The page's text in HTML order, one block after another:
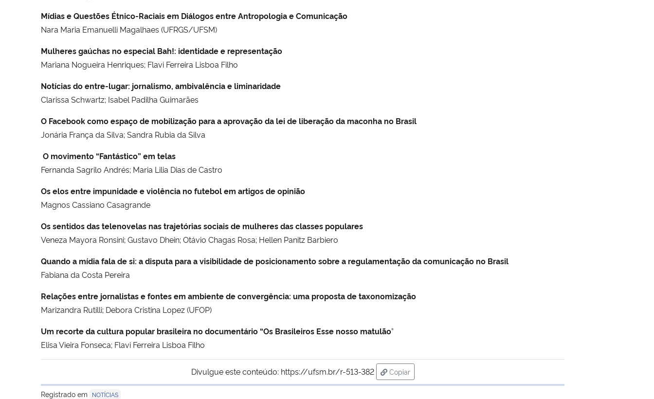
Mídias e Questões Étnico-Raciais em Diálogos entre Antropologia e Comunicação
Nara Maria Emanuelli Magalhaes (UFRGS/UFSM)
Mulheres gaúchas no especial Bah!: identidade e representação
Mariana Nogueira Henriques; Flavi Ferreira Lisboa Filho
Notícias do entre-lugar: jornalismo, ambivalência e liminaridade
Clarissa Schwartz; Isabel Padilha Guimarães
O Facebook como espaço de mobilização para a aprovação da lei de liberação da maconha no Brasil
Jonária França da Silva; Sandra Rubia da Silva
O movimento “Fantástico” em telas
Fernanda Sagrilo Andrés; Maria Lilia Dias de Castro
Os elos entre impunidade e violência no futebol em artigos de opinião
Magnos Cassiano Casagrande
Os sentidos das telenovelas nas trajetórias sociais de mulheres das classes populares
Veneza Mayora Ronsini; Gustavo Dhein; Otávio Chagas Rosa; Hellen Panitz Barbiero
Quando a mídia fala de si: a disputa para a visibilidade de posicionamento sobre a regulamentação da comunicação no Brasil
Fabiana da Costa Pereira
Relações entre jornalistas e fontes em ambiente de convergência: uma proposta de taxonomização
Marizandra Rutilli; Debora Cristina Lopez (UFOP)
Um recorte da cultura popular brasileira no documentário “Os Brasileiros Esse nosso matulão”
Elisa Vieira Fonseca; Flavi Ferreira Lisboa Filho
Divulgue este conteúdo: https://ufsm.br/r-513-382
Copiar
para área de transferência
Registrado em
NOTÍCIAS